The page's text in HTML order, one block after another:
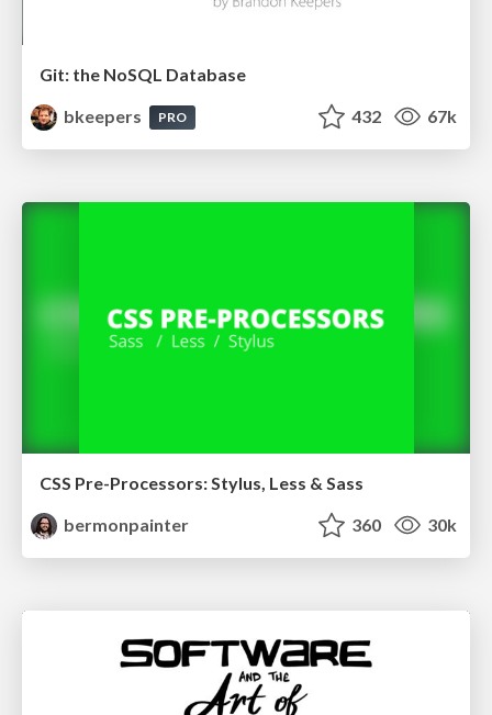
Git: the NoSQL Database
bkeepers
PRO 432 67k
CSS Pre-Processors: Stylus, Less & Sass
bermonpainter
360 30k